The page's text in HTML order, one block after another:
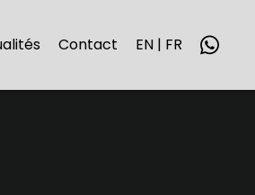
Contact EN | FR